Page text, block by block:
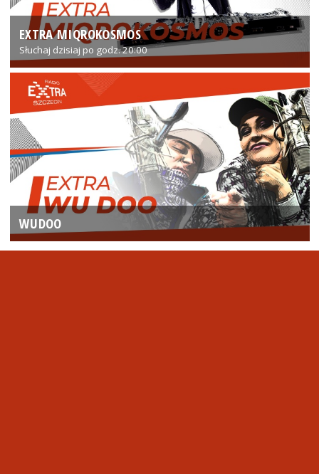
EXTRA MIQROKOSMOS
Słuchaj dzisiaj po godz. 20:00
WUDOO